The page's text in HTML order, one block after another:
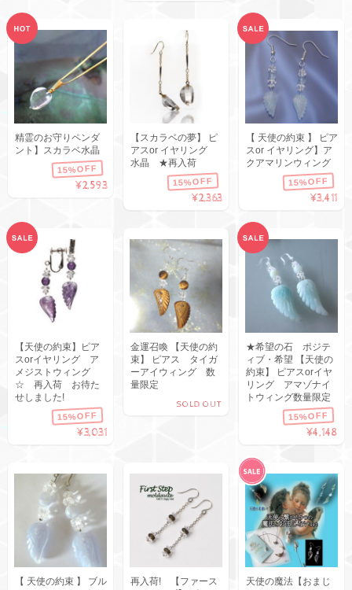
精霊のお守りペンダ
ント】スカラベ水晶
15%OFF
¥2,593
【スカラベの夢】 ピ
アスor イヤリング
水晶 ★再入荷
15%OFF
¥2,363
【 天使の約束 】 ピア
スor イヤリング】ア
クアマリンウィング
15%OFF
¥3,411
【天使の約束】ピア
スorイヤリング ア
メジストウィング
☆ 再入荷 お待た
せしました!
15%OFF
¥3,031
金運召喚 【天使の約
束】 ピアス タイガ
ーアイウィング 数
量限定
SOLD OUT
★希望の石 ポジテ
ィブ・希望 【天使の
約束】 ピアスorイヤ
リング アマゾナイ
トウィング数量限定
15%OFF
¥4,148
【 天使の約束 】 ブル
再入荷! 【ファース
天使の魔法【おまじ